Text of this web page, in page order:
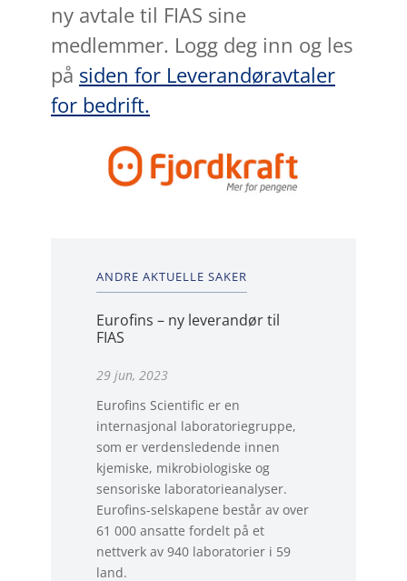
ny avtale til FIAS sine
medlemmer. Logg deg inn og les
på siden for Leverandøravtaler
for bedrift.
ANDRE AKTUELLE SAKER
Eurofins – ny leverandør til
FIAS
29 jun, 2023
Eurofins Scientific er en
internasjonal laboratoriegruppe,
som er verdensledende innen
kjemiske, mikrobiologiske og
sensoriske laboratorieanalyser.
Eurofins-selskapene består av over
61 000 ansatte fordelt på et
nettverk av 940 laboratorier i 59
land.